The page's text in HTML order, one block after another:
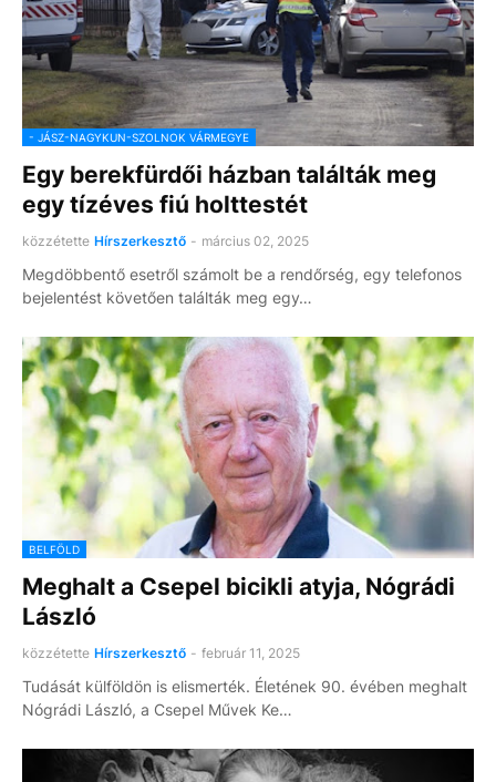
- JÁSZ-NAGYKUN-SZOLNOK VÁRMEGYE
Egy berekfürdői házban találták meg
egy tízéves fiú holttestét
közzétette Hírszerkesztő - március 02, 2025
Megdöbbentő esetről számolt be a rendőrség, egy telefonos
bejelentést követően találták meg egy…
BELFÖLD
Meghalt a Csepel bicikli atyja, Nógrádi
László
közzétette Hírszerkesztő - február 11, 2025
Tudását külföldön is elismerték. Életének 90. évében meghalt
Nógrádi László, a Csepel Művek Ke…